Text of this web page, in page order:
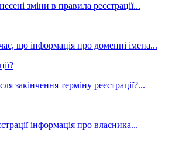
зміни в правила реєстрації...
що інформація про доменні імена...
закінчення терміну реєстрації?...
інформація про власника...